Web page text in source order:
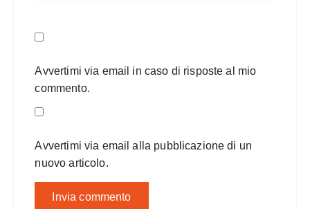
Avvertimi via email in caso di risposte al mio
commento.
Avvertimi via email alla pubblicazione di un
nuovo articolo.